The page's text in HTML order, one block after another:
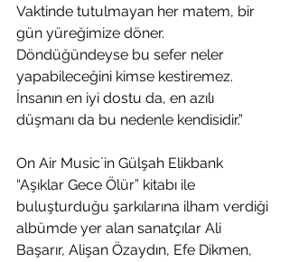
Vaktinde tutulmayan her matem, bir
gün yüreğimize döner.
Döndüğündeyse bu sefer neler
yapabileceğini kimse kestiremez.
İnsanın en iyi dostu da, en azılı
düşmanı da bu nedenle kendisidir.”
On Air Music`in Gülşah Elikbank
“Aşıklar Gece Ölür” kitabı ile
buluşturduğu şarkılarına ilham verdiği
albümde yer alan sanatçılar Ali
Başarır, Alişan Özaydın, Efe Dikmen,